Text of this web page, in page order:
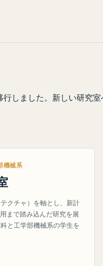
しました。新しい研究室
機械系
クチャ）を軸とし、新計
まで踏み込んだ研究を展
と工学部機械系の学生を